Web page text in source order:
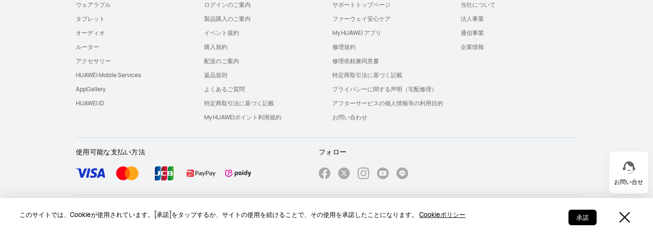
このサイトでは、Cookieが使用されています。[承諾]をタップするか、サイトの使用を続けることで、その使用を承諾したことになります。 Cookieポリシー 承諾
お問い合せ
ウェアラブル
タブレット
オーディオ
ルーター
アクセサリー
HUAWEI Mobile Services
AppGallery
HUAWEI ID
ログインのご案内
製品購入のご案内
イベント規約
購入規約
配送のご案内
返品規則
よくあるご質問
特定商取引法に基づく記載
My HUAWEIポイント利用規約
サポートトップページ
ファーウェイ安心ケア
My HUAWEI アプリ
修理規約
修理依頼兼同意書
特定商取引法に基づく記載
プライバシーに関する声明（宅配修理）
アフターサービスの個人情報等の利用目的
お問い合わせ
当社について
法人事業
通信事業
企業情報
使用可能な支払い方法 フォロー
利用規約 Japan - 日本語